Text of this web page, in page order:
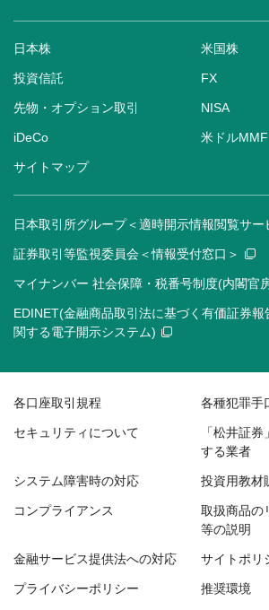
日本株 米国株
投資信託 FX
先物・オプション取引 NISA
iDeCo 米ドルMMF
サイトマップ
日本取引所グループ＜適時開示情報閲覧サー
証券取引等監視委員会＜情報受付窓口＞
マイナンバー 社会保障・税番号制度(内閣官
EDINET(金融商品取引法に基づく有価証券報
関する電子開示システム)
各口座取引規程 各種犯罪手
セキュリティについて
「松井証
する業者
システム障害時の対応 投資用教材
コンプライアンス
取扱商品の
等の説明
金融サービス提供法への対応 サイトポリ
プライバシーポリシー 推奨環境